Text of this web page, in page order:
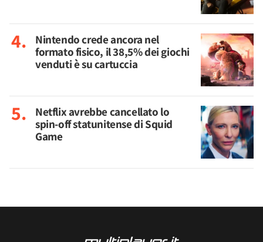
Nintendo crede ancora nel
formato fisico, il 38,5% dei giochi
venduti è su cartuccia
Netflix avrebbe cancellato lo
spin-off statunitense di Squid
Game